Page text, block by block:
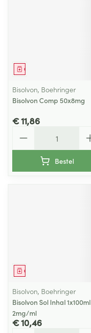
Geneesmiddel
Bisolvon, Boehringer
Bisolvon Comp 50x8mg
€ 11,86
Bestel
Geneesmiddel
Bisolvon, Boehringer
Bisolvon Sol Inhal 1x100ml
2mg/ml
€ 10,46